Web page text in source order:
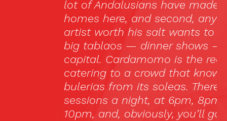
lot of Andalusians have made their
homes here, and second, any flamenco
artist worth his salt wants to play the
big tablaos — dinner shows — in el
capital. Cardamomo is the real deal,
catering to a crowd that knows its
bulerias from its soleas. There are three
sessions a night, at 6pm, 8pm and
10pm, and, obviously, you’ll go to the